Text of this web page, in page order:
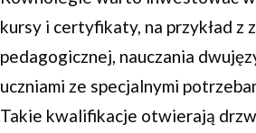
kursy i certyfikaty, na przykład z
pedagogicznej, nauczania
uczniami ze specjalnymi
Takie kwalifikacje otwierają